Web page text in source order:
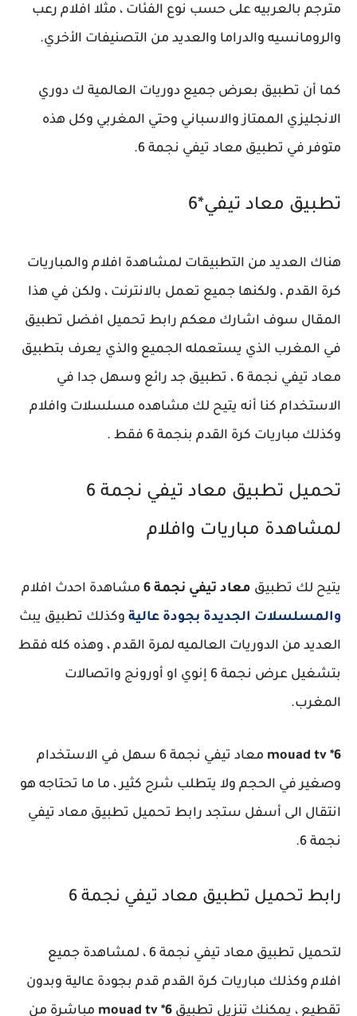
مترجم بالعربيه على حسب نوع الفئات ، مثلا افلام رعب
والرومانسيه والدراما والعديد من التصنيفات الأخري.
كما أن تطبيق بعرض جميع دوريات العالمية ك دوري
الانجليزي الممتاز والاسباني وحتي المغربي وكل هذه
متوفر في تطبيق معاد تيفي نجمة 6.
تطبيق معاد تيفي*6
هناك العديد من التطبيقات لمشاهدة افلام والمباريات
كرة القدم ، ولكنها جميع تعمل بالانترنت ، ولكن في هذا
المقال سوف اشارك معكم رابط تحميل افضل تطبيق
في المغرب الذي يستعمله الجميع والذي يعرف بتطبيق
معاد تيفي نجمة 6 ، تطبيق جد رائع وسهل جدا في
الاستخدام كنا أنه يتيح لك مشاهده مسلسلات وافلام
وكذلك مباريات كرة القدم بنجمة 6 فقط .
تحميل تطبيق معاد تيفي نجمة 6
لمشاهدة مباريات وافلام
يتيح لك تطبيق معاد تيفي نجمة 6
مشاهدة احدث افلام
والمسلسلات الجديدة بجودة عالية وكذلك تطبيق يبث
العديد من الدوريات العالميه لمرة القدم ، وهذه كله فقط
بتشغيل عرض نجمة 6 إنوي او أورونج واتصالات
المغرب.
mouad tv *6
معاد تيفي نجمة 6 سهل في الاستخدام
وصغير في الحجم ولا يتطلب شرح كثير ، ما ما تحتاجه هو
انتقال الى أسفل ستجد رابط تحميل تطبيق معاد تيفي
نجمة 6.
رابط تحميل تطبيق معاد تيفي نجمة 6
لتحميل تطبيق معاد تيفي نجمة 6 ، لمشاهدة جميع
افلام وكذلك مباريات كرة القدم قدم بجودة عالية وبدون
تقطيع ، يمكنك تنزيل تطبيق mouad tv *6 مباشرة من